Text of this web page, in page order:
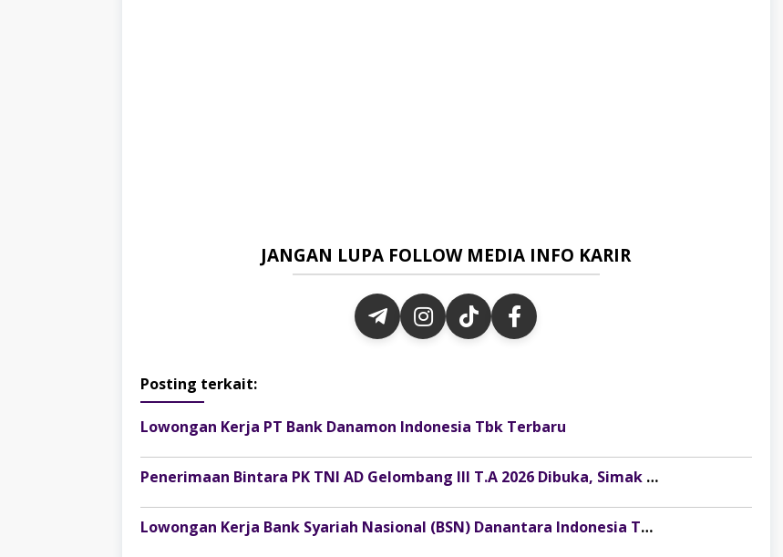
JANGAN LUPA FOLLOW MEDIA INFO KARIR
Posting terkait:
Lowongan Kerja PT Bank Danamon Indonesia Tbk Terbaru
Penerimaan Bintara PK TNI AD Gelombang III T.A 2026 Dibuka, Simak Syarat Lengkap dan Cara Daftarnya!
Lowongan Kerja Bank Syariah Nasional (BSN) Danantara Indonesia Terbaru